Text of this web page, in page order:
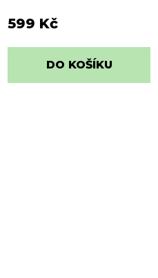
599 Kč
DO KOŠÍKU